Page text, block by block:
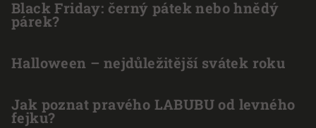
Black Friday: černý pátek nebo hnědý
párek?
Halloween – nejdůležitější svátek roku
Jak poznat pravého LABUBU od levného
fejku?